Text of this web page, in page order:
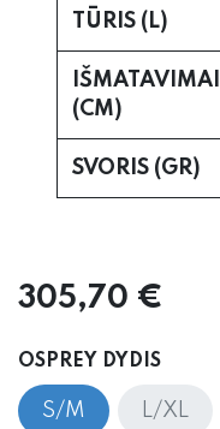
TŪRIS (L)
IŠMATAVIMAI
(CM)
SVORIS (GR)
305,70 €
OSPREY DYDIS
S/M L/XL